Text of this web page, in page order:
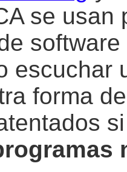
se usan
escuchar
forma